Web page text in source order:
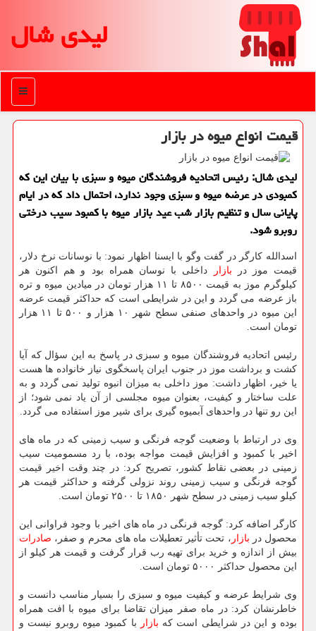
لیدی شال
منو
قیمت انواع میوه در بازار
لیدی شال: رئیس اتحادیه فروشندگان میوه و سبزی با بیان این كه
كمبودی در عرضه میوه و سبزی وجود ندارد، احتمال داد كه در ایام
پایانی سال و تنظیم بازار شب عید بازار میوه با كمبود سیب درختی
روبرو شود.
اسدالله كارگر در گفت وگو با ایسنا اظهار نمود: با نوسانات نرخ دلار،
قیمت موز در بازار
داخلی با نوسان همراه بود و هم اكنون هر
كیلوگرم موز به قیمت ۸۵۰۰ تا ۱۱ هزار تومان در میادین میوه و تره
باز عرضه می گردد و این در شرایطی است كه حداكثر قیمت عرضه
این میوه در واحدهای صنفی سطح شهر ۱۰ هزار و ۵۰۰ تا ۱۱ هزار
تومان است.
رئیس اتحادیه فروشندگان میوه و سبزی در پاسخ به این سؤال كه آیا
كشت و برداشت موز در جنوب ایران پاسخگوی نیاز خانواده ها هست
یا خیر، اظهار داشت: موز داخلی به میزان انبوه تولید نمی گردد و به
علت ساختار و كیفیت، بعنوان میوه مجلسی از آن یاد نمی شود؛ از
این رو تنها در واحدهای آبمیوه گیری برای شیر موز استفاده می گردد.
وی در ارتباط با وضعیت گوجه فرنگی و سیب زمینی كه در ماه های
اخیر با كمبود و افزایش قیمت مواجه بوده، با رد مسمومیت سیب
زمینی در بعضی نقاط كشور، تصریح كرد: در چند وقت اخیر قیمت
گوجه فرنگی و سیب زمینی روند نزولی گرفته و حداكثر قیمت هر
كیلو سیب زمینی در سطح شهر ۱۸۵۰ تا ۲۵۰۰ تومان است.
كارگر اضافه كرد: گوجه فرنگی در ماه های اخیر با وجود فراوانی این
محصول در بازار ، تحت تأثیر تعطیلات ماه های محرم و صفر، صادرات
بیش از اندازه و خرید برای تهیه رب قرار گرفت و قیمت هر كیلو از
این محصول حداكثر ۵۰۰۰ تومان است.
وی شرایط عرضه و كیفیت میوه و سبزی را بسیار مناسب دانست و
خاطرنشان كرد: در ماه صفر میزان تقاضا برای میوه با افت همراه
بوده و این در شرایطی است كه بازار
با كمبود میوه روبرو نیست و